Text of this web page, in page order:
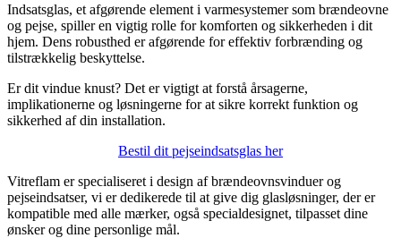
Indsatsglas, et afgørende element i varmesystemer som brændeovne
og pejse, spiller en vigtig rolle for komforten og sikkerheden i dit
hjem. Dens robusthed er afgørende for effektiv forbrænding og
tilstrækkelig beskyttelse.
Er dit vindue knust? Det er vigtigt at forstå årsagerne,
implikationerne og løsningerne for at sikre korrekt funktion og
sikkerhed af din installation.
Bestil dit pejseindsatsglas her
Vitreflam er specialiseret i design af brændeovnsvinduer og
pejseindsatser, vi er dedikerede til at give dig glasløsninger, der er
kompatible med alle mærker, også specialdesignet, tilpasset dine
ønsker og dine personlige mål.